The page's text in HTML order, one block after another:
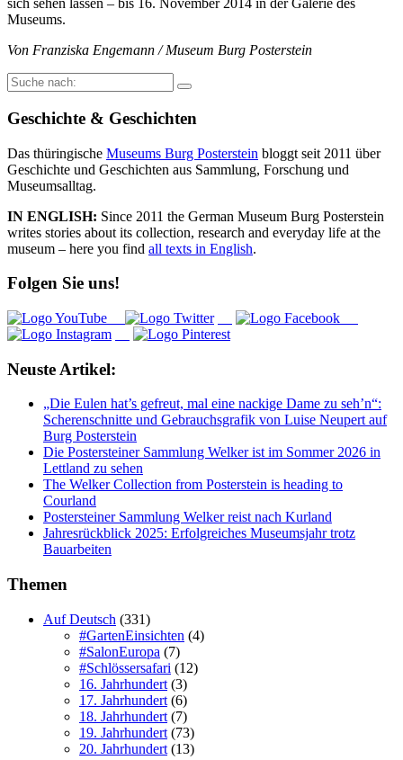
sich sehen lassen – bis 16. November 2014 in der Galerie des
Museums.
Von Franziska Engemann / Museum Burg Posterstein
Suche
nach:
Geschichte & Geschichten
Das thüringische Museums Burg Posterstein bloggt seit 2011 über
Geschichte und Geschichten aus Sammlung, Forschung und
Museumsalltag.
IN ENGLISH: Since 2011 the German Museum Burg Posterstein
writes stories about its collection, research and everyday life at the
museum – here you find all texts in English.
Folgen Sie uns!
Neuste Artikel:
„Die Eulen hat’s gefreut, mal eine nackige Dame zu seh’n“:
Scherenschnitte und Gebrauchsgrafik von Luise Neupert auf
Burg Posterstein
Die Postersteiner Sammlung Welker ist im Sommer 2026 in
Lettland zu sehen
The Welker Collection from Posterstein is heading to
Courland
Postersteiner Sammlung Welker reist nach Kurland
Jahresrückblick 2025: Erfolgreiches Museumsjahr trotz
Bauarbeiten
Themen
Auf Deutsch (331)
#GartenEinsichten (4)
#SalonEuropa (7)
#Schlössersafari (12)
16. Jahrhundert (3)
17. Jahrhundert (6)
18. Jahrhundert (7)
19. Jahrhundert (73)
20. Jahrhundert (13)